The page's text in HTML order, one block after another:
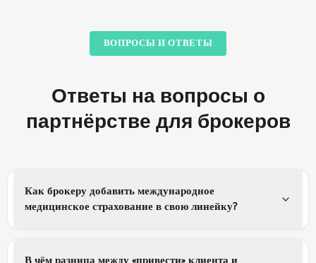
ВОПРОСЫ И ОТВЕТЫ
Ответы на вопросы о
партнёрстве для брокеров
Как брокеру добавить международное
медицинское страхование в свою линейку?